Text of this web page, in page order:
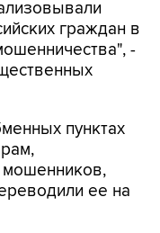
граждан в
-
пунктах
мошенников,
ее на